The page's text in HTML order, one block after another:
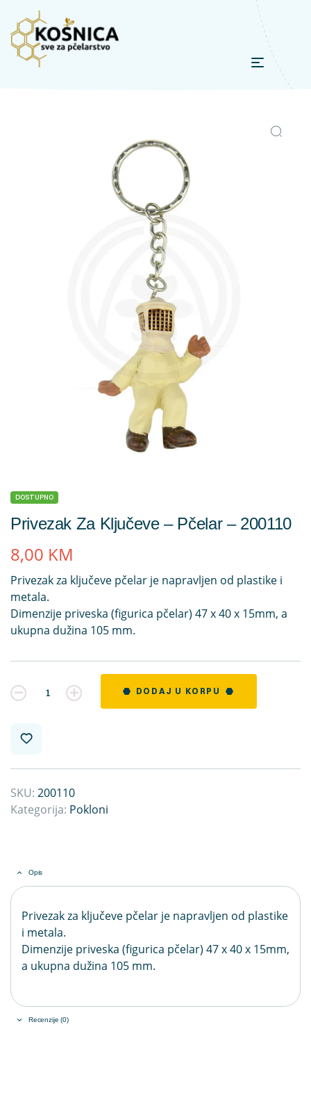
DOSTUPNO
Privezak Za Ključeve – Pčelar – 200110
8,00 KM
Privezak za ključeve pčelar je napravljen od plastike i
metala.
Dimenzije priveska (figurica pčelar) 47 x 40 x 15mm, a
ukupna dužina 105 mm.
Kvantitet DODAJ U KORPU
SKU: 200110
Kategorija: Pokloni
Opis
Privezak za ključeve pčelar je napravljen od plastike
i metala.
Dimenzije priveska (figurica pčelar) 47 x 40 x 15mm,
a ukupna dužina 105 mm.
Recenzije (0)